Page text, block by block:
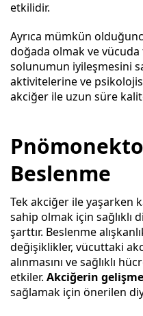
etkilidir.
Ayrıca mümkün
doğada olmak ve
solunumun iyileşmesini
aktivitelerine ve
akciğer ile uzun süre
Beslenme
Tek akciğer ile yaşarken
sahip olmak için sağlıklı
şarttır. Beslenme
değişiklikler, vücuttaki
alınmasını ve sağlıklı
etkiler. Akciğerin
sağlamak için önerilen